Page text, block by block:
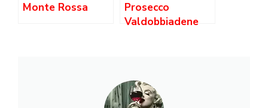
Monte Rossa
Prosecco
Valdobbiadene